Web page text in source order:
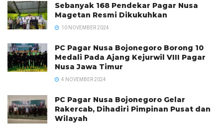
Sebanyak 168 Pendekar Pagar Nusa
Magetan Resmi Dikukuhkan
10 NOVEMBER 2024
PC Pagar Nusa Bojonegoro Borong 10
Medali Pada Ajang Kejurwil VIII Pagar
Nusa Jawa Timur
4 NOVEMBER 2024
PC Pagar Nusa Bojonegoro Gelar
Rakercab, Dihadiri Pimpinan Pusat dan
Wilayah